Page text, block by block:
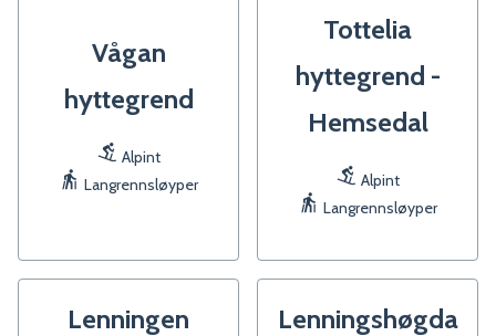
Vågan
hyttegrend
Alpint
Langrennsløyper
Tottelia
hyttegrend -
Hemsedal
Alpint
Langrennsløyper
Lenningen
Lenningshøgda